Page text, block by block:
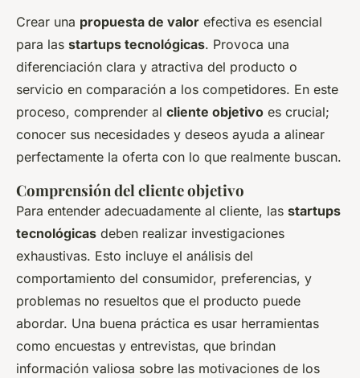
Crear una propuesta de valor efectiva es esencial
para las startups tecnológicas. Provoca una
diferenciación clara y atractiva del producto o
servicio en comparación a los competidores. En este
proceso, comprender al cliente objetivo es crucial;
conocer sus necesidades y deseos ayuda a alinear
perfectamente la oferta con lo que realmente buscan.
Comprensión del cliente objetivo
Para entender adecuadamente al cliente, las startups
tecnológicas deben realizar investigaciones
exhaustivas. Esto incluye el análisis del
comportamiento del consumidor, preferencias, y
problemas no resueltos que el producto puede
abordar. Una buena práctica es usar herramientas
como encuestas y entrevistas, que brindan
información valiosa sobre las motivaciones de los